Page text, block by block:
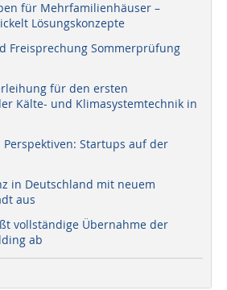
für Mehrfamilienhäuser –
Lösungskonzepte
Freisprechung Sommerprüfung
für den ersten
Kälte- und Klimasystemtechnik in
Startups auf der
in Deutschland mit neuem
aus
vollständige Übernahme der
ab